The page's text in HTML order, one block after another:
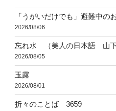
「うがいだけでも」避難中の
2026/08/06
忘れ水 （美人の日本語 山下
2026/08/05
玉露
2026/08/01
折々のことば 3659